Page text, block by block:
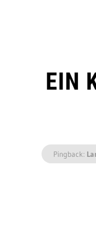
EIN
Pingback: